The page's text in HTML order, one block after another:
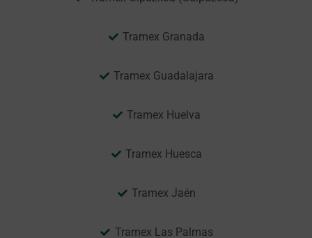
Tramex Granada
Tramex Guadalajara
Tramex Huelva
Tramex Huesca
Tramex Jaén
Tramex Las Palmas